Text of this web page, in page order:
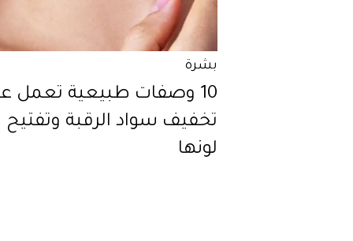
بشرة
10 وصفات طبيعية تعمل
تخفيف سواد الرقبة وتفتيح
لونها